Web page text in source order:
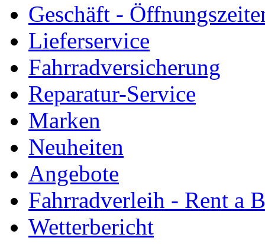
Geschäft -
Lieferservice
Fahrradversicherung
Reparatur-Service
Marken
Neuheiten
Angebote
Fahrradverleih - Rent a
Wetterbericht